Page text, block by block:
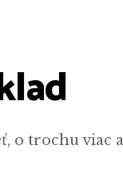
o trochu viac